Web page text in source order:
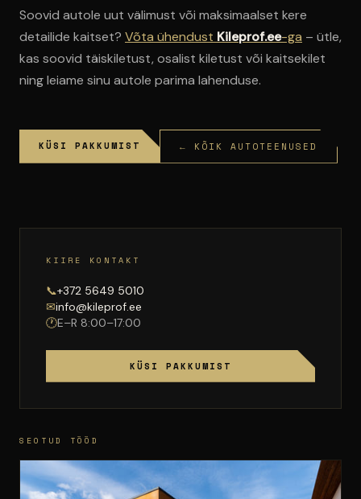
Soovid autole uut välimust või maksimaalset kere
detailide kaitset? Võta ühendust Kileprof.ee-ga – ütle,
kas soovid täiskiletust, osalist kiletust või kaitsekilet
ning leiame sinu autole parima lahenduse.
KÜSI PAKKUMIST ← KÕIK AUTOTEENUSED
KIIRE KONTAKT
📞+372 5649 5010
✉info@kileprof.ee
🕐E–R 8:00–17:00
KÜSI PAKKUMIST
SEOTUD TÖÖD